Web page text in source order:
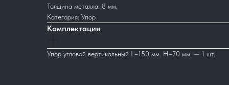
Толщина металла: 8 мм.
Категория: Упор
Комплектация
Упор угловой вертикальный L=150 мм. Н=70 мм. — 1 шт.